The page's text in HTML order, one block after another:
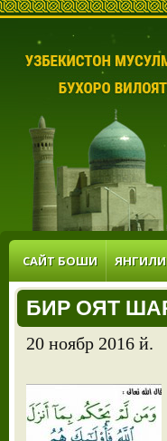
САЙТ БОШИ
БИР ОЯТ
20 ноябр 2016 й.